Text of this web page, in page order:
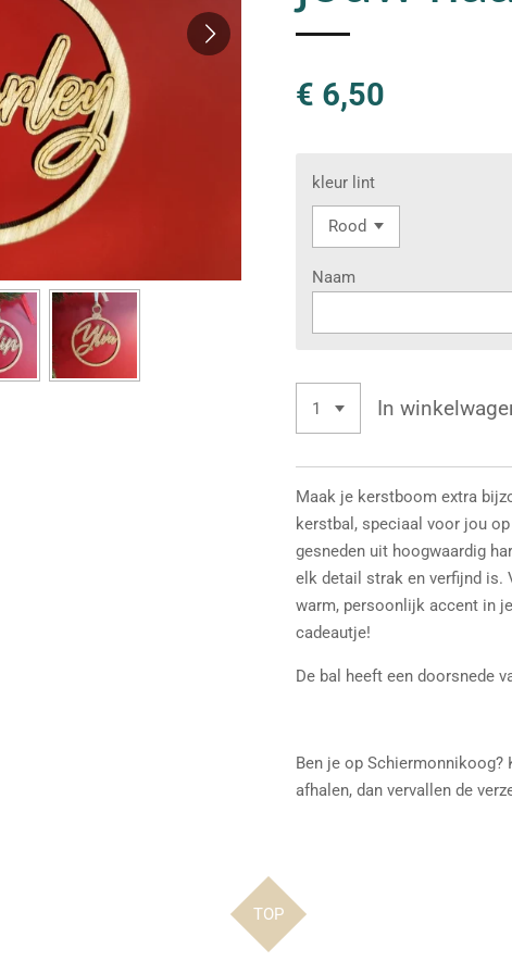
€ 6,50
kleur lint
Naam
In
Maak je kerstboom extra
kerstbal, speciaal voor jou
gesneden uit hoogwaardig
elk detail strak en verfijnd is.
warm, persoonlijk accent in
cadeautje!
De bal heeft een doorsnede
Ben je op Schiermonnikoog?
afhalen, dan vervallen de
TOP